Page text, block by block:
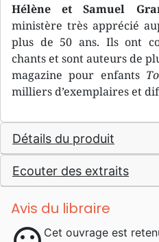
Hélène et Samuel
ministère très apprécié
plus de 50 ans. Ils ont
chants et sont auteurs de
magazine pour enfants
milliers d’exemplaires et
Détails du produit
Ecouter des extraits
Avis du libraire
Cet ouvrage est